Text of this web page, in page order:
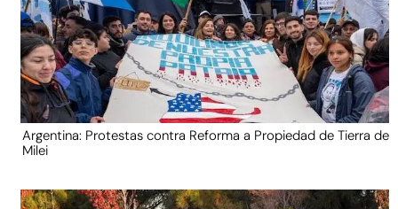
Argentina: Protestas contra Reforma a Propiedad de Tierra de
Milei